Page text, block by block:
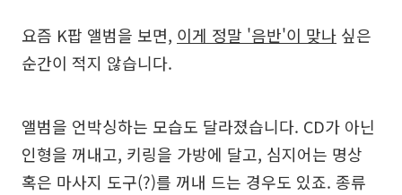
요즘 K팝 앨범을 보면, 이게 정말 '음반'이 맞나 싶은
순간이 적지 않습니다.
앨범을 언박싱하는 모습도 달라졌습니다. CD가 아닌
인형을 꺼내고, 키링을 가방에 달고, 심지어는 명상
혹은 마사지 도구(?)를 꺼내 드는 경우도 있죠. 종류